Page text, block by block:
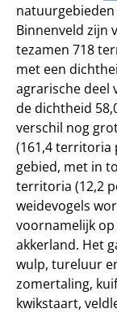
Binnenveld zijn
tezamen 718
met een
agrarische deel
de dichtheid
verschil nog
(161,4 territoria
gebied, met in
territoria (12,2
weidevogels
voornamelijk
akkerland. Het
wulp, tureluur
zomertaling,
kwikstaart,